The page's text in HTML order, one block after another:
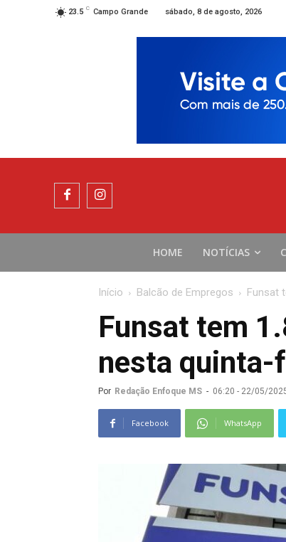
23.5 C Campo Grande sábado, 8 de agosto, 2026
HOME NOTÍCIAS
Início Balcão de Empregos Funsat
Funsat tem
nesta quinta-
Por Redação Enfoque MS - 06:20 - 22/05/
Facebook WhatsApp